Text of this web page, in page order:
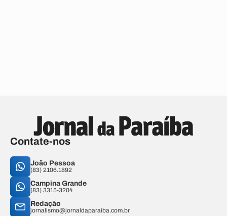
Contate-nos
João Pessoa
(83) 2106.1892
Campina Grande
(83) 3315-3204
Redação
jornalismo@jornaldaparaiba.com.br